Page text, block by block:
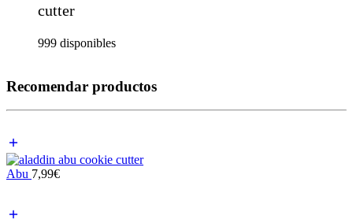
cutter
999 disponibles
Recomendar productos
Abu 7,99€